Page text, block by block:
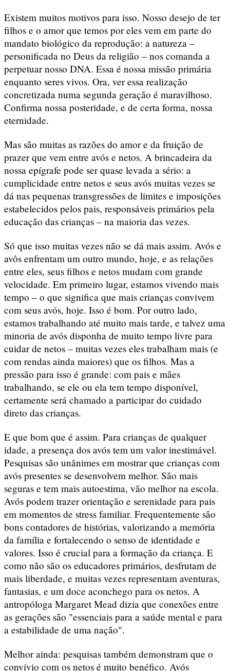
Existem muitos motivos para isso. Nosso desejo de ter
filhos e o amor que temos por eles vem em parte do
mandato biológico da reprodução: a natureza –
personificada no Deus da religião – nos comanda a
perpetuar nosso DNA. Essa é nossa missão primária
enquanto seres vivos. Ora, ver essa realização
concretizada numa segunda geração é maravilhoso.
Confirma nossa posteridade, e de certa forma, nossa
eternidade.
Mas são muitas as razões do amor e da fruição de
prazer que vem entre avós e netos. A brincadeira da
nossa epígrafe pode ser quase levada a sério: a
cumplicidade entre netos e seus avós muitas vezes se
dá nas pequenas transgressões de limites e imposições
estabelecidos pelos pais, responsáveis primários pela
educação das crianças – na maioria das vezes.
Só que isso muitas vezes não se dá mais assim. Avós e
avôs enfrentam um outro mundo, hoje, e as relações
entre eles, seus filhos e netos mudam com grande
velocidade. Em primeiro lugar, estamos vivendo mais
tempo – o que significa que mais crianças convivem
com seus avós, hoje. Isso é bom. Por outro lado,
estamos trabalhando até muito mais tarde, e talvez uma
minoria de avós disponha de muito tempo livre para
cuidar de netos – muitas vezes eles trabalham mais (e
com rendas ainda maiores) que os filhos. Mas a
pressão para isso é grande: com pais e mães
trabalhando, se ele ou ela tem tempo disponível,
certamente será chamado a participar do cuidado
direto das crianças.
E que bom que é assim. Para crianças de qualquer
idade, a presença dos avós tem um valor inestimável.
Pesquisas são unânimes em mostrar que crianças com
avós presentes se desenvolvem melhor. São mais
seguras e tem mais autoestima, vão melhor na escola.
Avós podem trazer orientação e serenidade para pais
em momentos de stress familiar. Frequentemente são
bons contadores de histórias, valorizando a memória
da família e fortalecendo o senso de identidade e
valores. Isso é crucial para a formação da criança. E
como não são os educadores primários, desfrutam de
mais liberdade, e muitas vezes representam aventuras,
fantasias, e um doce aconchego para os netos. A
antropóloga Margaret Mead dizia que conexões entre
as gerações são "essenciais para a saúde mental e para
a estabilidade de uma nação".
Melhor ainda: pesquisas também demonstram que o
convívio com os netos é muito benéfico. Avós